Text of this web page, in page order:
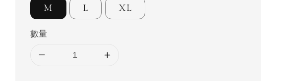
M L XL
數量